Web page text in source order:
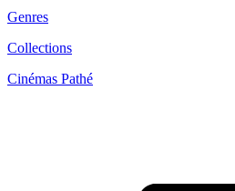
Genres
Collections
Cinémas Pathé